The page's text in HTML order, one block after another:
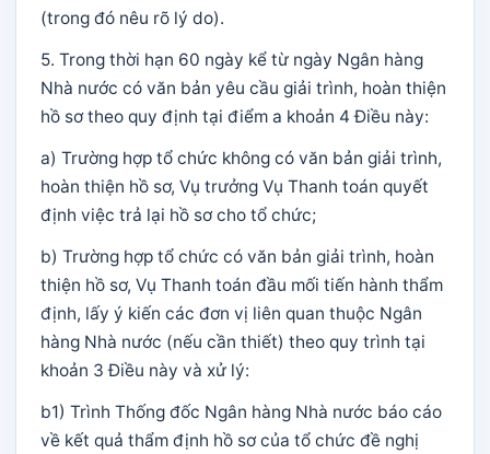
(trong đó nêu rõ lý do).
5. Trong thời hạn 60 ngày kể từ ngày Ngân hàng
Nhà nước có văn bản yêu cầu giải trình, hoàn thiện
hồ sơ theo quy định tại điểm a khoản 4 Điều này:
a) Trường hợp tổ chức không có văn bản giải trình,
hoàn thiện hồ sơ, Vụ trưởng Vụ Thanh toán quyết
định việc trả lại hồ sơ cho tổ chức;
b) Trường hợp tổ chức có văn bản giải trình, hoàn
thiện hồ sơ, Vụ Thanh toán đầu mối tiến hành thẩm
định, lấy ý kiến các đơn vị liên quan thuộc Ngân
hàng Nhà nước (nếu cần thiết) theo quy trình tại
khoản 3 Điều này và xử lý:
b1) Trình Thống đốc Ngân hàng Nhà nước báo cáo
về kết quả thẩm định hồ sơ của tổ chức đề nghị